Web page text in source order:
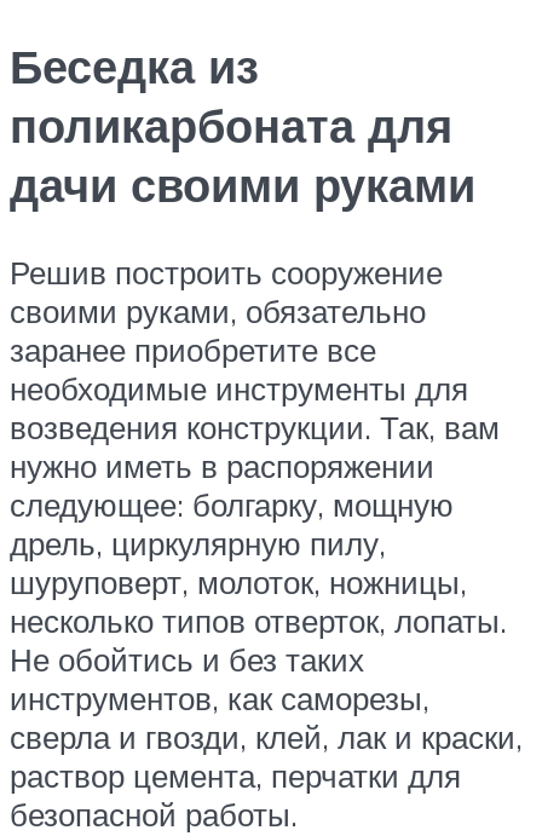
Беседка из
поликарбоната для
дачи своими руками
Решив построить сооружение
своими руками, обязательно
заранее приобретите все
необходимые инструменты для
возведения конструкции. Так, вам
нужно иметь в распоряжении
следующее: болгарку, мощную
дрель, циркулярную пилу,
шуруповерт, молоток, ножницы,
несколько типов отверток, лопаты.
Не обойтись и без таких
инструментов, как саморезы,
сверла и гвозди, клей, лак и краски,
раствор цемента, перчатки для
безопасной работы.